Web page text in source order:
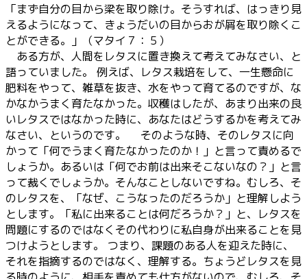
「まず自分の目から梁を取り除け。そうすれば、はっきり見
えるようになって、きょうだいの目からおが屑を取り除くこ
とができる。」（マタイ７：５）
ある方が、人間をレタスに置き換えて考えてみなさい、と
語っていました。 例えば、レタス栽培をして、一生懸命に
肥料をやって、雑草を抜き、水をやって育てるのですが、な
かなかうまく育たなかった。収穫はしたが、あまり出来の良
いレタスではなかった時に、あなたはどうするかを考えてみ
なさい、というのです。 そのような時、そのレタスに向
かって「何でうまく育たなかったのか！」と言って責めるで
しょうか。あるいは「何でお前は出来そこないなの？」と言
って裁くでしょうか。そんなことしないですね。むしろ、そ
のレタスを、「なぜ、こうなったのだろうか」と理解しよう
とします。「私に出来ることは何だろうか？」と、レタスを
問題にするのではなくその代わりに私自身が出来ることを見
つけようとします。 つまり、課題のある人を迎えた時に、
それを指摘するのではなく、理解する。ちょうどレタスを見